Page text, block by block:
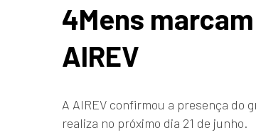
4Mens
AIREV
A AIREV confirmou a presença do
realiza no próximo dia 21 de junho.